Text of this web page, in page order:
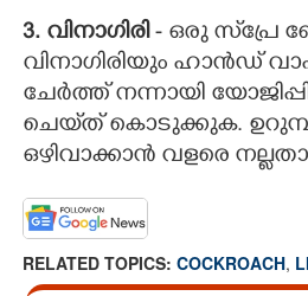
3. വിനാഗിരി- ഒരു സ്‌പ്രേ
വിനാഗിരിയും ഹാൻഡ്
ചേർത്ത് നന്നായി
ചെയ്‌ത് കൊടുക്കുക.
ഒഴിവാക്കാൻ വളരെ
RELATED TOPICS: COCKROACH,